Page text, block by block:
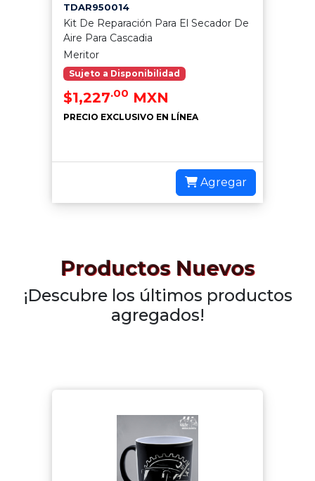
TDAR950014
Kit De Reparación Para El Secador De
Aire Para Cascadia
Meritor
Sujeto a Disponibilidad
$1,227.00 MXN
PRECIO EXCLUSIVO EN LÍNEA
Agregar
Productos Nuevos
¡Descubre los últimos productos
agregados!